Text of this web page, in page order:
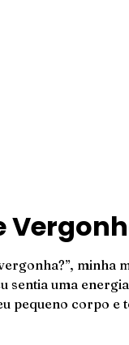
sentia uma
pequeno corpo e